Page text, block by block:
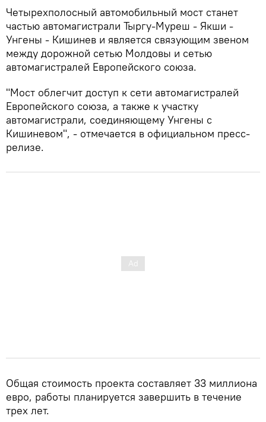
Четырехполосный автомобильный мост станет
частью автомагистрали Тыргу-Муреш - Якши -
Унгены - Кишинев и является связующим звеном
между дорожной сетью Молдовы и сетью
автомагистралей Европейского союза.
"Мост облегчит доступ к сети автомагистралей
Европейского союза, а также к участку
автомагистрали, соединяющему Унгены с
Кишиневом", - отмечается в официальном пресс-
релизе.
Общая стоимость проекта составляет 33 миллиона
евро, работы планируется завершить в течение
трех лет.